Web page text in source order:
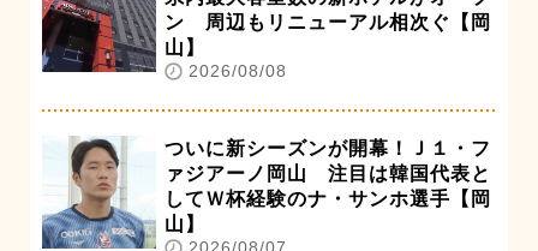
ン 周辺もリニューアル相次ぐ【岡
山】
2026/08/08
ついに新シーズンが開幕！Ｊ１・フ
ァジアーノ岡山 注目は韓国代表と
してＷ杯経験のナ・サンホ選手【岡
山】
2026/08/07